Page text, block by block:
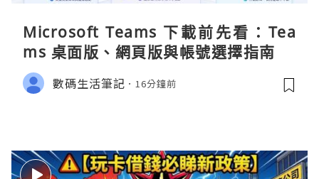
Microsoft Teams 下載前先看：Tea
ms 桌面版、網頁版與帳號選擇指南
數碼生活筆記 16分鐘前